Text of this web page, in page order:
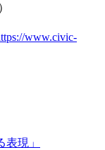
www.civic-
現」